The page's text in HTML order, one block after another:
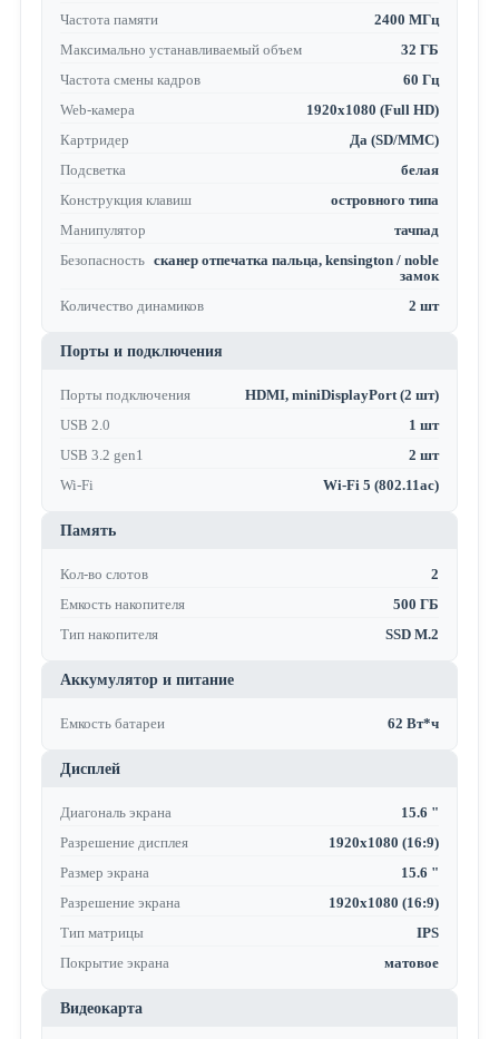
Частота памяти
2400 МГц
Максимально устанавливаемый объем
32 ГБ
Частота смены кадров
60 Гц
Web-камера
1920x1080 (Full HD)
Картридер
Да (SD/MMC)
Подсветка
белая
Конструкция клавиш
островного типа
Манипулятор
тачпад
Безопасность сканер отпечатка пальца, kensington / noble
замок
Количество динамиков
2 шт
Порты и подключения
Порты подключения
HDMI, miniDisplayPort (2 шт)
USB 2.0
1 шт
USB 3.2 gen1
2 шт
Wi-Fi
Wi-Fi 5 (802.11ac)
Память
Кол-во слотов
2
Емкость накопителя
500 ГБ
Тип накопителя
SSD M.2
Аккумулятор и питание
Емкость батареи 62 Вт*ч
Дисплей
Диагональ экрана
15.6 "
Разрешение дисплея
1920x1080 (16:9)
Размер экрана
15.6 "
Разрешение экрана
1920x1080 (16:9)
Тип матрицы
IPS
Покрытие экрана
матовое
Видеокарта